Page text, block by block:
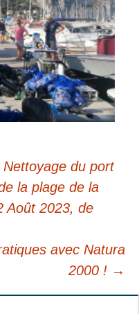
Nettoyage du port
la plage de la
Août 2023, de
avec Natura
2000 ! →